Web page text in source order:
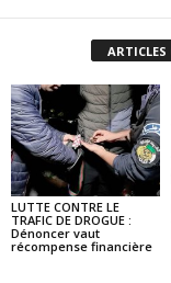
ARTICLES
LUTTE CONTRE LE
TRAFIC DE DROGUE :
Dénoncer vaut
récompense financière